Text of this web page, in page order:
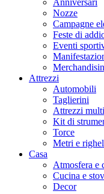
Nozze
Campagne
Feste di
Eventi
Attrezzi
Automobili
Taglierini
Attrezzi
Kit di
Torce
Metri e
Casa
Atmosfera e
Cucina e
Decor